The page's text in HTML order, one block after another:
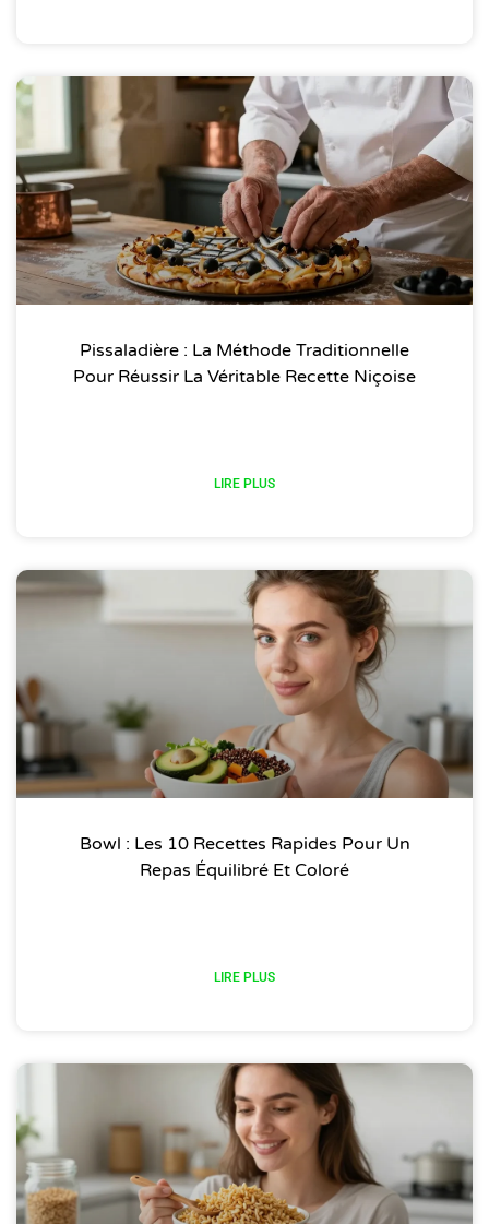
Pissaladière : La Méthode Traditionnelle
Pour Réussir La Véritable Recette Niçoise
LIRE PLUS
Bowl : Les 10 Recettes Rapides Pour Un
Repas Équilibré Et Coloré
LIRE PLUS